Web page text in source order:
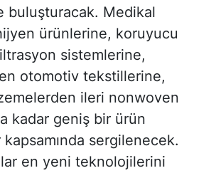
buluşturacak. Medikal
ürünlerine, koruyucu
sistemlerine,
otomotiv tekstillerine,
ileri nonwoven
kadar geniş bir ürün
sergilenecek.
en yeni teknolojilerini